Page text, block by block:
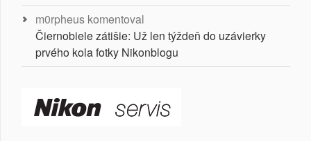
m0rpheus komentoval
Čiernobiele zátišie: Už len týždeň do uzávierky
prvého kola fotky Nikonblogu